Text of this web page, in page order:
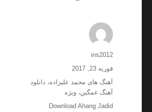
نویسنده
ins2012
ارسال
شده
در
فوریه 23, 2017
دسته‌ها
آهنگ های محمد علیزاده، دانلود
آهنگ غمگین،ویژه
برچسب‌ها
Download Ahang Jadid